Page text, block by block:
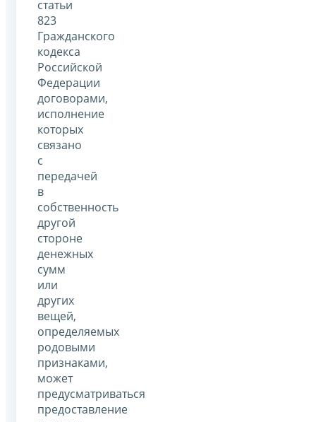
статьи
823
Гражданского
кодекса
Российской
Федерации
договорами,
исполнение
которых
связано
с
передачей
в
собственность
другой
стороне
денежных
сумм
или
других
вещей,
определяемых
родовыми
признаками,
может
предусматриваться
предоставление